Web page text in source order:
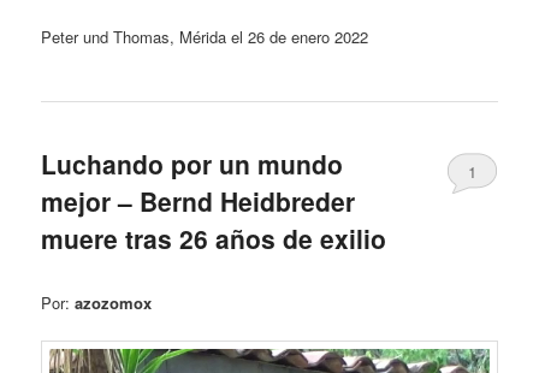
Peter und Thomas, Méridael 26de enero 2022
Luchando por un mundo
mejor – Bernd Heidbreder
muere tras 26 años de exilio
1
Por:azozomox